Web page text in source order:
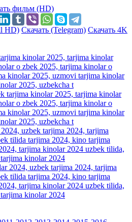
фильм (HD)
HD) Скачать (Telegram) Скачать 4K
kinolar 2025, tarjima kinolar
o zbek 2025, tarjima kinolar o
kinolar 2025, uzmovi tarjima kinolar
2025, uzbekcha t
uzbek tarjima 2024, tarjima
tilida tarjima 2024, kino tarjima
tarjima kinolar 2024 uzbek tilida,
kinolar 2024